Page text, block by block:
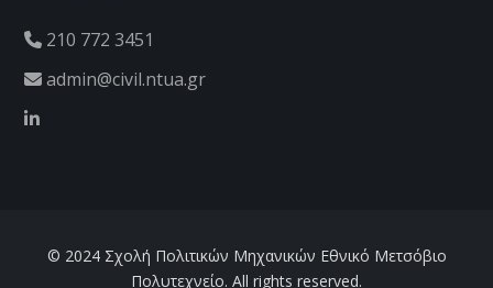
210 772 3451
admin@civil.ntua.gr
© 2024 Σχολή Πολιτικών Μηχανικών Εθνικό Μετσόβιο
Πολυτεχνείο. All rights reserved.